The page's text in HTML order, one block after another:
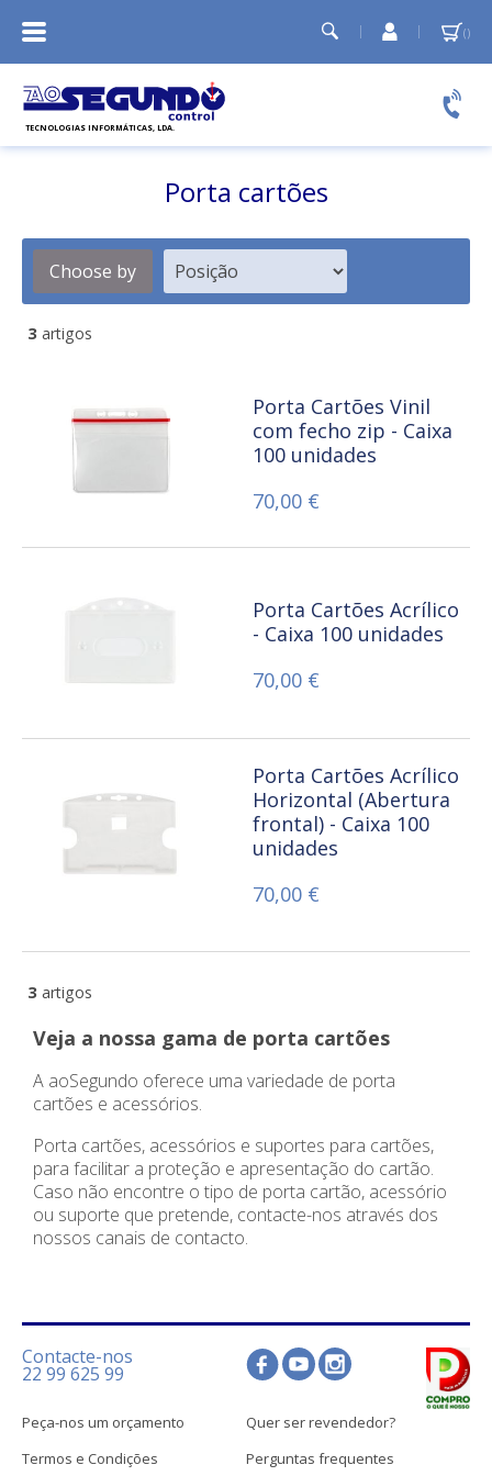
Minha
Relógios de ponto
Controlo de acessos
Temporizadores e Sirenes
Cartões PVC
Porta cartões
Choose by
3 artigos
Porta Cartões Vinil
com fecho zip - Caixa
100 unidades
70,00 €
Porta Cartões Acrílico
- Caixa 100 unidades
70,00 €
Porta Cartões Acrílico
Horizontal (Abertura
frontal) - Caixa 100
unidades
70,00 €
3 artigos
Veja a nossa gama de porta cartões
A aoSegundo oferece uma variedade de porta
cartões e acessórios.
Porta cartões, acessórios e suportes para cartões,
para facilitar a proteção e apresentação do cartão.
Caso não encontre o tipo de porta cartão, acessório
ou suporte que pretende, contacte-nos através dos
nossos canais de contacto.
Contacte-nos
22 99 625 99
Peça-nos um orçamento
Quer ser revendedor?
Termos e Condições
Perguntas frequentes